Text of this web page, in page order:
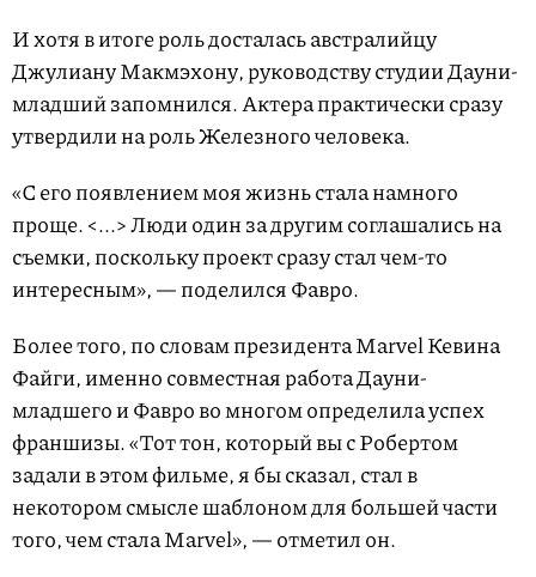
И хотя в итоге роль досталась австралийцу
Джулиану Макмэхону, руководству студии Дауни-
младший запомнился. Актера практически сразу
утвердили на роль Железного человека.
«С его появлением моя жизнь стала намного
проще. <...> Люди один за другим соглашались на
съемки, поскольку проект сразу стал чем-то
интересным», — поделился Фавро.
Более того, по словам президента Marvel Кевина
Файги, именно совместная работа Дауни-
младшего и Фавро во многом определила успех
франшизы. «Тот тон, который вы с Робертом
задали в этом фильме, я бы сказал, стал в
некотором смысле шаблоном для большей части
того, чем стала Marvel», — отметил он.